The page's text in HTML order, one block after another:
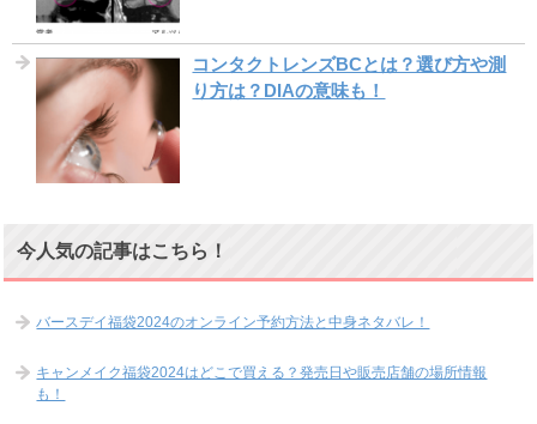
コンタクトレンズBCとは？選び方や測
り方は？DIAの意味も！
今人気の記事はこちら！
バースデイ福袋2024のオンライン予約方法と中身ネタバレ！
キャンメイク福袋2024はどこで買える？発売日や販売店舗の場所情報
も！